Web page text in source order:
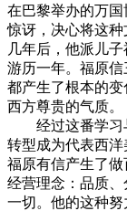
在巴黎举办的万
惊讶，决心将这种
几年后，他派儿
游历一年。福原
都产生了根本的
西方尊贵的气质。
经过这番学习
转型成为代表西
福原有信产生了
经营理念：品质
一切。他的这种